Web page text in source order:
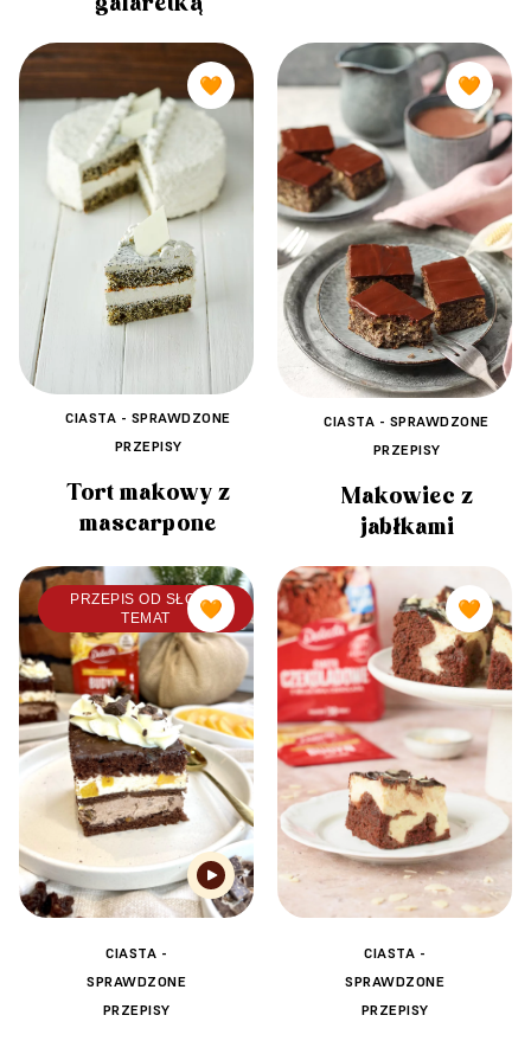
🧡
CIASTA - SPRAWDZONE
PRZEPISY
Tort makowy z
mascarpone
🧡
CIASTA - SPRAWDZONE
PRZEPISY
Makowiec z
jabłkami
PRZEPIS OD SŁODKI
TEMAT
🧡
CIASTA -
SPRAWDZONE
PRZEPISY
🧡
CIASTA -
SPRAWDZONE
PRZEPISY